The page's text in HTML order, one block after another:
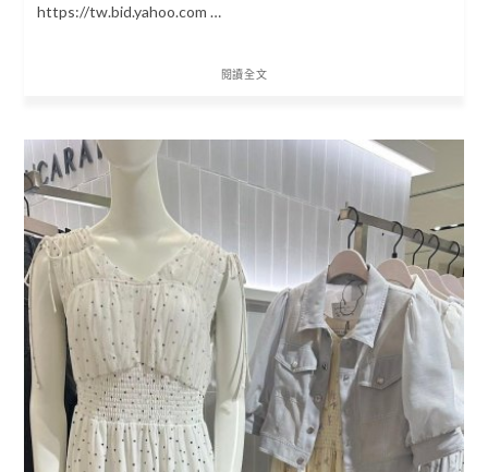
https://tw.bid.yahoo.com …
閱讀全文